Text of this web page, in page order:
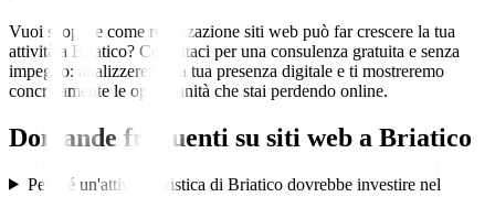
Vuoi scoprire come realizzazione siti web può far crescere la tua
attività a Briatico? Contattaci per una consulenza gratuita e senza
impegno: analizzeremo la tua presenza digitale e ti mostreremo
concretamente le opportunità che stai perdendo online.
Domande frequenti su siti web a Briatico
Perché un'attività turistica di Briatico dovrebbe investire nel